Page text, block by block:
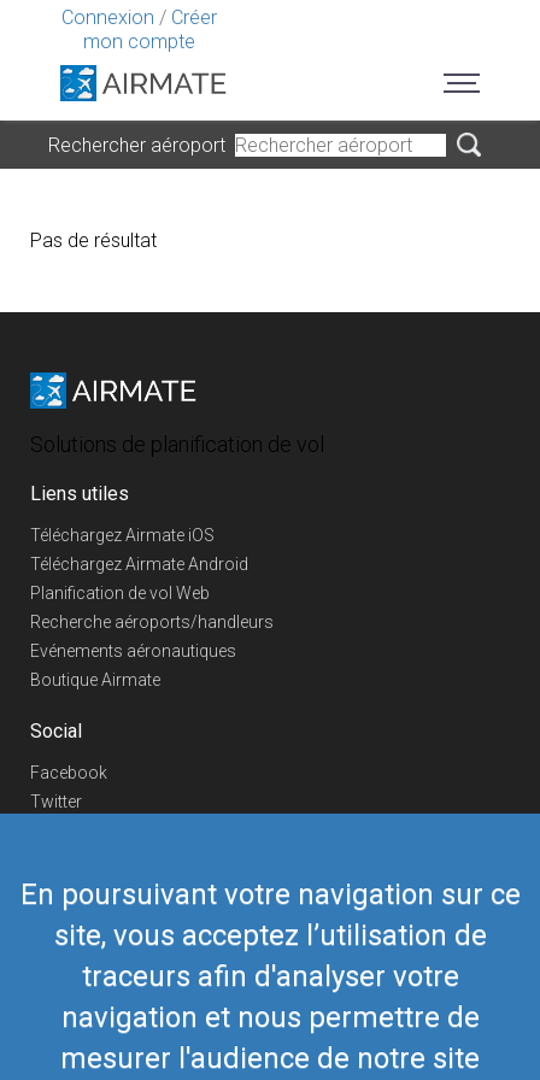
Connexion / Créer
mon compte
En poursuivant votre navigation sur ce
site, vous acceptez l’utilisation de
traceurs afin d'analyser votre
navigation et nous permettre de
mesurer l'audience de notre site
Rechercher aéroport
Pas de résultat
Solutions de planification de vol
Liens utiles
Téléchargez Airmate iOS
Téléchargez Airmate Android
Planification de vol Web
Recherche aéroports/handleurs
Evénements aéronautiques
Boutique Airmate
Social
Facebook
Twitter
Telegram
Nous contacter
Téléphone Europe +352 26441835
Téléphone US/Canada
418-592-8862
airmate@airmate.aero
(c) Myriel Aviation SA